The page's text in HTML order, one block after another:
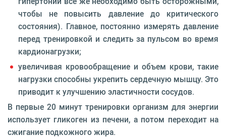
чтобы не повысить давление до крити­ческого
состояния). Главное, постоянно измерять давление
перед тренировкой и следить за пуль­сом во время
кардионагрузки;
увеличивая кровообращение и объем крови, такие
нагрузки способны укрепить сердечную мышцу. Это
приводит к улучше­нию эластичности сосудов.
В первые 20 минут тренировки организм для энергии
использу­ет гликоген из печени, а потом переходит на
сжигание подкож­ного жира.